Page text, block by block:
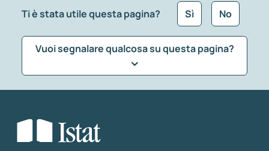
Ti è stata utile questa pagina? Sì No
Vuoi segnalare qualcosa su questa pagina?
Seleziona la tipologia della segnalazione